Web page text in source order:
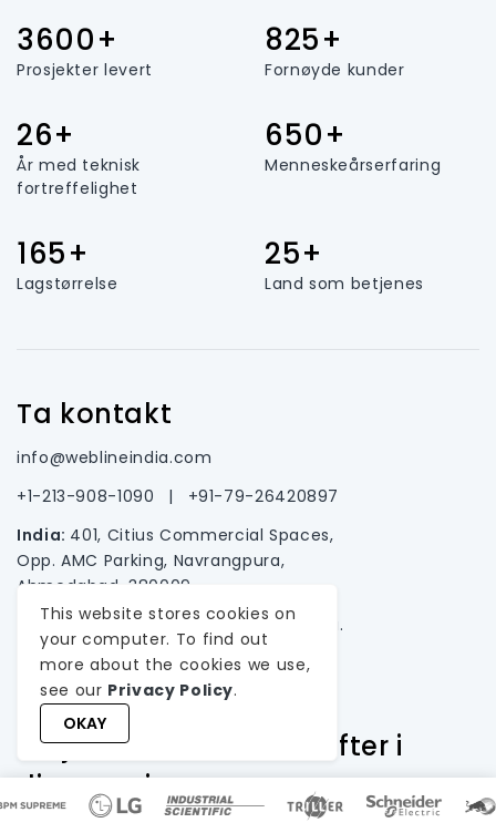
3600+
Prosjekter levert
825+
Fornøyde kunder
26+
År med teknisk
fortreffelighet
650+
Menneskeårserfaring
165+
Lagstørrelse
25+
Land som betjenes
Ta kontakt
info@weblineindia.com
+1-213-908-1090
|
+91-79-26420897
India: 401, Citius Commercial Spaces,
Opp. AMC Parking, Navrangpura,
Ahmedabad, 380009.
USA:2372 Morse Ave., Irvine, California.
Betjener ledende bedrifter i
disse regionene
This website stores cookies on
your computer. To find out
more about the cookies we use,
see our Privacy Policy.
OKAY